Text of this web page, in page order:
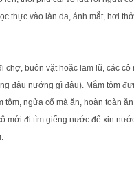
thực vào làn da, ánh mắt, hơi
buôn vặt hoặc lam lũ, các cô
đậu nướng gì đâu). Mắm tôm
tôm, ngửa cổ mà ăn, hoàn toàn
mới đi tìm giếng nước để xin